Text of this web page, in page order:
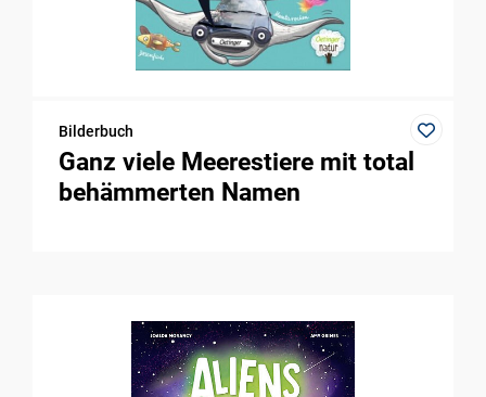
Bilderbuch
Ganz viele Meerestiere mit total
behämmerten Namen